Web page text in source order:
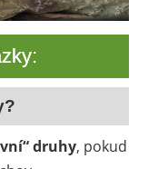
druhy, pokud